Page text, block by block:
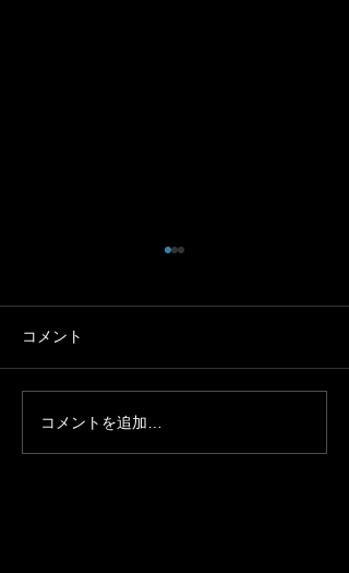
スタンダード 100 - 繊維の安
本公式サイト- (oeko-tex-
japan.com)
コメント
コメントを追加…